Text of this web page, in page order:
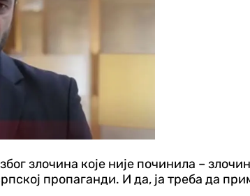
злочина које није починила –
пропаганди. И да, ја треба да